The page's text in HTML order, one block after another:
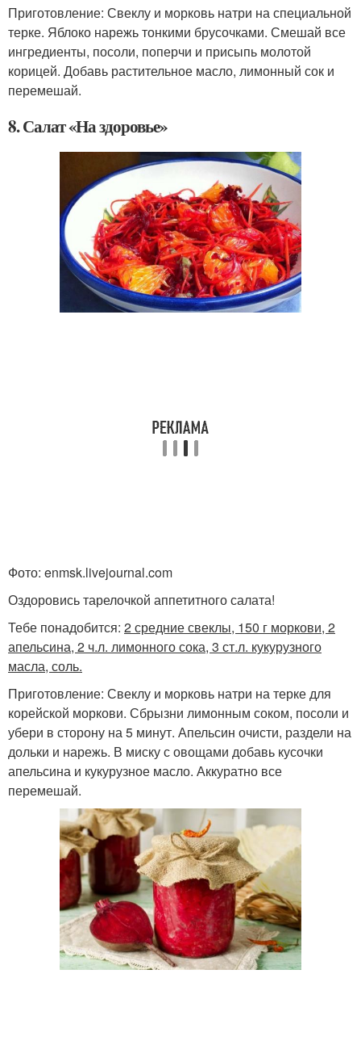
Приготовление: Свеклу и морковь натри на специальной
терке. Яблоко нарежь тонкими брусочками. Смешай все
ингредиенты, посоли, поперчи и присыпь молотой
корицей. Добавь растительное масло, лимонный сок и
перемешай.
8. Салат «На здоровье»
Фото: enmsk.livejournal.com
Оздоровись тарелочкой аппетитного салата!
Тебе понадобится: 2 средние свеклы, 150 г моркови, 2
апельсина, 2 ч.л. лимонного сока, 3 ст.л. кукурузного
масла, соль.
Приготовление: Свеклу и морковь натри на терке для
корейской моркови. Сбрызни лимонным соком, посоли и
убери в сторону на 5 минут. Апельсин очисти, раздели на
дольки и нарежь. В миску с овощами добавь кусочки
апельсина и кукурузное масло. Аккуратно все
перемешай.